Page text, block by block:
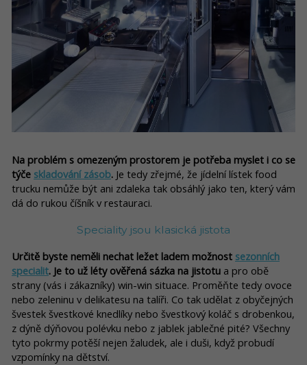
Na problém s omezeným prostorem je potřeba myslet i co se
týče skladování zásob. Je tedy zřejmé, že jídelní lístek food
trucku nemůže být ani zdaleka tak obsáhlý jako ten, který vám
dá do rukou číšník v restauraci.
Speciality jsou klasická jistota
Určitě byste neměli nechat ležet ladem možnost sezonních
specialit. Je to už léty ověřená sázka na jistotu a pro obě
strany (vás i zákazníky) win-win situace. Proměňte tedy ovoce
nebo zeleninu v delikatesu na talíři. Co tak udělat z obyčejných
švestek švestkové knedlíky nebo švestkový koláč s drobenkou,
z dýně dýňovou polévku nebo z jablek jablečné pité? Všechny
tyto pokrmy potěší nejen žaludek, ale i duši, když probudí
vzpomínky na dětství.